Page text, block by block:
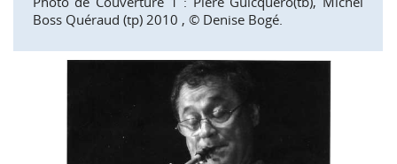
Boss Quéraud (tp) 2010 , © Denise Bogé.